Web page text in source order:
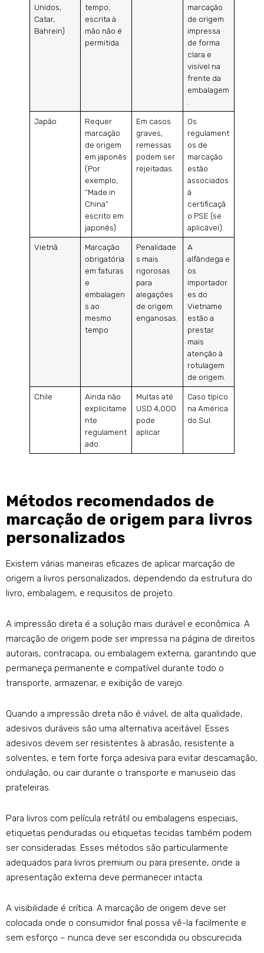
Unidos,
Catar,
Bahrein)
tempo;
escrita à
mão não é
permitida.
marcação
de origem
impressa
de forma
clara e
visível na
frente da
embalagem
.
Japão
Requer
marcação
de origem
em japonês
(Por
exemplo,
“Made in
China”
escrito em
japonês).
Em casos
graves,
remessas
podem ser
rejeitadas.
Os
regulament
os de
marcação
estão
associados
à
certificaçã
o PSE (se
aplicável).
Vietnã
Marcação
obrigatória
em faturas
e
embalagen
s ao
mesmo
tempo
Penalidade
s mais
rigorosas
para
alegações
de origem
enganosas.
A
alfândega e
os
importador
es do
Vietname
estão a
prestar
mais
atenção à
rotulagem
de origem.
Chile
Ainda não
explicitame
nte
regulament
ado.
Multas até
USD 4,000
pode
aplicar
Caso típico
na América
do Sul.
Métodos recomendados de
marcação de origem para livros
personalizados
Existem várias maneiras eficazes de aplicar marcação de
origem a livros personalizados, dependendo da estrutura do
livro, embalagem, e requisitos de projeto.
A impressão direta é a solução mais durável e econômica. A
marcação de origem pode ser impressa na página de direitos
autorais, contracapa, ou embalagem externa, garantindo que
permaneça permanente e compatível durante todo o
transporte, armazenar, e exibição de varejo.
Quando a impressão direta não é viável, de alta qualidade,
adesivos duráveis ​​são uma alternativa aceitável. Esses
adesivos devem ser resistentes à abrasão, resistente a
solventes, e tem forte força adesiva para evitar descamação,
ondulação, ou cair durante o transporte e manuseio das
prateleiras.
Para livros com película retrátil ou embalagens especiais,
etiquetas penduradas ou etiquetas tecidas também podem
ser consideradas. Esses métodos são particularmente
adequados para livros premium ou para presente, onde a
apresentação externa deve permanecer intacta.
A visibilidade é crítica. A marcação de origem deve ser
colocada onde o consumidor final possa vê-la facilmente e
sem esforço – nunca deve ser escondida ou obscurecida.